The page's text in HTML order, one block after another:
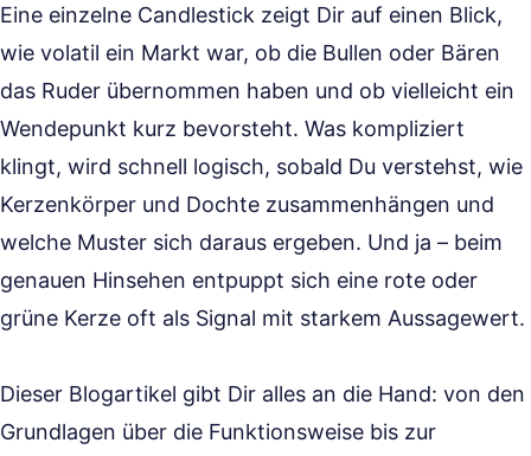
Eine einzelne Candlestick zeigt Dir auf einen Blick,
wie volatil ein Markt war, ob die Bullen oder Bären
das Ruder übernommen haben und ob vielleicht ein
Wendepunkt kurz bevorsteht. Was kompliziert
klingt, wird schnell logisch, sobald Du verstehst, wie
Kerzenkörper und Dochte zusammenhängen und
welche Muster sich daraus ergeben. Und ja – beim
genauen Hinsehen entpuppt sich eine rote oder
grüne Kerze oft als Signal mit starkem Aussagewert.
Dieser Blogartikel gibt Dir alles an die Hand: von den
Grundlagen über die Funktionsweise bis zur